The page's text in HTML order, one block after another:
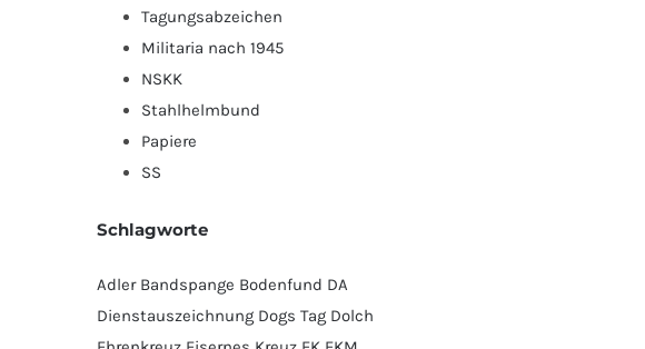
Tagungsabzeichen
Militaria nach 1945
NSKK
Stahlhelmbund
Papiere
SS
Schlagworte
Adler Bandspange Bodenfund DA
Dienstauszeichnung Dogs Tag Dolch